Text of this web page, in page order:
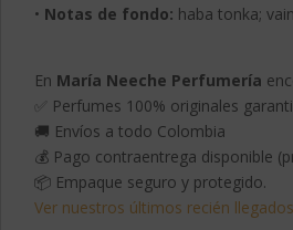
• Notas de fondo: haba tonka;
En María Neeche Perfumería
✅ Perfumes 100% originales
🚚 Envíos a todo Colombia
💰 Pago contraentrega disponible
📦 Empaque seguro y protegido.
Ver nuestros últimos recién